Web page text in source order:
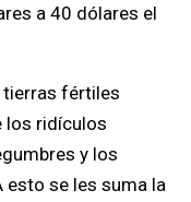
a 40 dólares el
los ridículos
y los
se les suma la